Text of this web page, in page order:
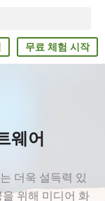
무료 체험 시작
웨어
더욱 설득력 있
위해 미디어 화